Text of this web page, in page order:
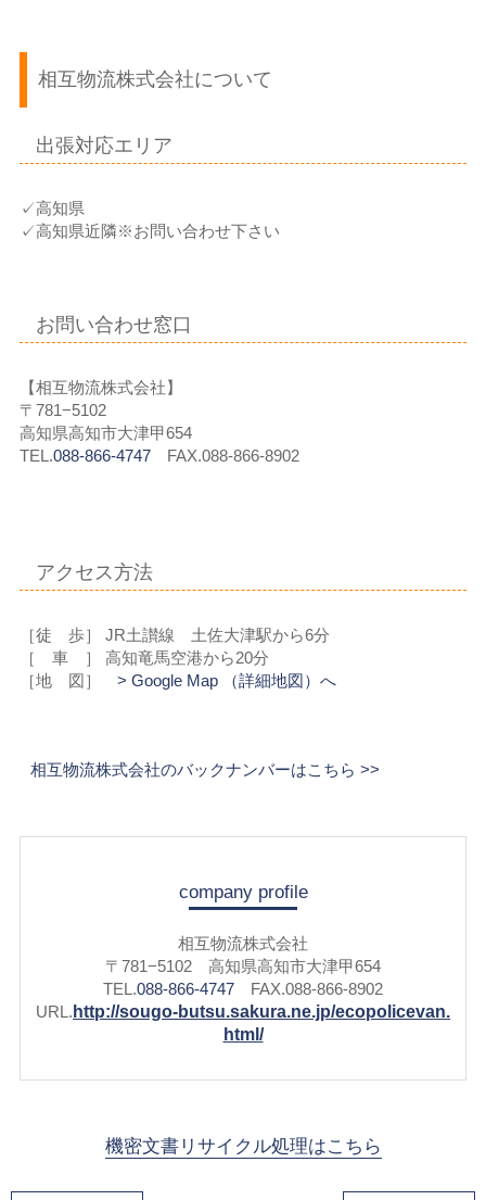
相互物流株式会社について
出張対応エリア
✓高知県
✓高知県近隣※お問い合わせ下さい
お問い合わせ窓口
【相互物流株式会社】
〒781−5102
高知県高知市大津甲654
TEL.088-866-4747FAX.088-866-8902
アクセス方法
［徒 歩］ JR土讃線 土佐大津駅から6分
［ 車 ］ 高知竜馬空港から20分
［地 図］ > Google Map （詳細地図）へ
相互物流株式会社のバックナンバーはこちら >>
company profile
相互物流株式会社
〒781−5102 高知県高知市大津甲654
TEL.088-866-4747 FAX.088-866-8902
URL. http://sougo-butsu.sakura.ne.jp/ecopolicevan.
html/
機密文書リサイクル処理はこちら